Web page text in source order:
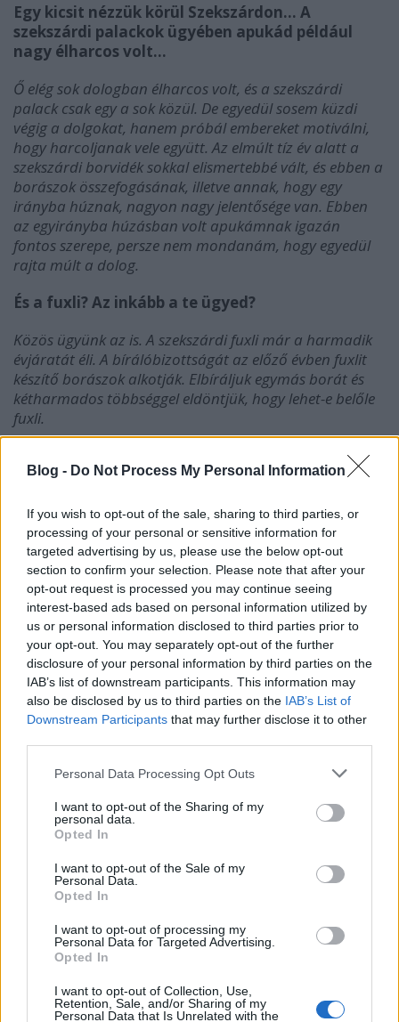
Blog - Do Not Process My Personal Information
If you wish to opt-out of the sale, sharing to third parties, or
processing of your personal or sensitive information for
targeted advertising by us, please use the below opt-out
section to confirm your selection. Please note that after your
opt-out request is processed you may continue seeing
interest-based ads based on personal information utilized by
us or personal information disclosed to third parties prior to
your opt-out. You may separately opt-out of the further
disclosure of your personal information by third parties on the
IAB’s list of downstream participants. This information may
also be disclosed by us to third parties on the IAB’s List of
Downstream Participants that may further disclose it to other
Please note that this website/app uses one or more Google
not limited to your visit or usage behaviour. You may click to
grant or deny consent to Google and its third-party tags to
use your data for below specified purposes in below Google
consent section.
Personal Data Processing Opt Outs
I want to opt-out of the Sharing of my
personal data.
Opted In
I want to opt-out of the Sale of my
Personal Data.
Opted In
I want to opt-out of processing my
Personal Data for Targeted Advertising.
Opted In
I want to opt-out of Collection, Use,
Retention, Sale, and/or Sharing of my
Personal Data that Is Unrelated with the
Egy kicsit nézzük körül Szekszárdon… A
szekszárdi palackok ügyében apukád például
nagy élharcos volt…
Ő elég sok dologban élharcos volt, és a szekszárdi
palack csak egy a sok közül. De egyedül sosem küzdi
végig a dolgokat, hanem próbál embereket motiválni,
hogy harcoljanak vele együtt. Az elmúlt tíz év alatt a
szekszárdi borvidék sokkal elismertebbé vált, és ebben a
borászok összefogásának, illetve annak, hogy egy
irányba húznak, nagyon nagy jelentősége van. Ebben
az egyirányba húzásban volt apukámnak igazán
fontos szerepe, persze nem mondanám, hogy egyedül
rajta múlt a dolog.
És a fuxli? Az inkább a te ügyed?
Közös ügyünk az is. A szekszárdi fuxli már a harmadik
évjáratát éli. A bírálóbizottságát az előző évben fuxlit
készítő borászok alkotják. Elbíráljuk egymás borát és
kétharmados többséggel eldöntjük, hogy lehet-e belőle
fuxli.
Heimann Fuxli (Borravaló)
A róka adta magát a névből, de azért van egy kis
található rókák nagy részét az egyik volt barátnőm
tervezte. (Várhegyi Flóra – szerk.)
És ha már a lányoknál tartunk… Volt egy díj,
amit kaptál…
A Borászportál szerint én lettem a „legjobbképű
magyar borász”. Húúú, nagyon nagy megtiszteltetésnek
éreztem, hogy ezt az óriási díjat megkaptam (nevet). A
szavazás egy kép alapján történt, aminek külön sztorija
van. A Fakanállal a szekszárdi borvidéken című könyv